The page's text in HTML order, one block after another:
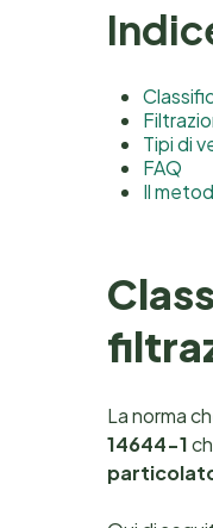
Tipi di
FAQ
Il
La norma
14644-1